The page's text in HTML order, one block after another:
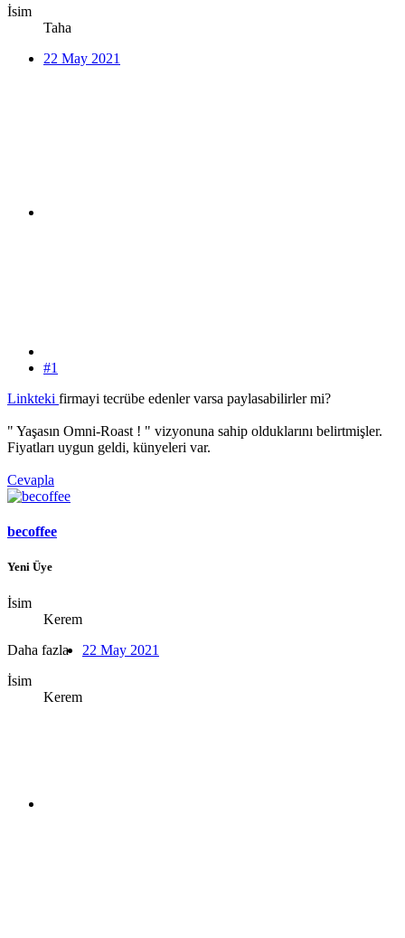
İsim
Taha
22 May 2021
#1
Linkteki firmayi tecrübe edenler varsa paylasabilirler mi?
" Yaşasın Omni-Roast ! " vizyonuna sahip olduklarını belirtmişler.
Fiyatları uygun geldi, künyeleri var.
Cevapla
becoffee
Yeni Üye
İsim
Kerem
Daha fazla
İsim
Kerem
22 May 2021